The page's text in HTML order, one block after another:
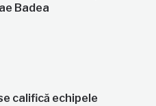
Badea
califică echipele